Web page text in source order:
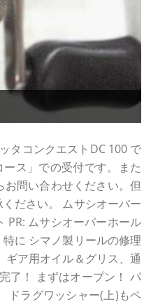
タコンクエストDC 100 で
ス」での受付です。また
問い合わせください。但
ださい。 ムサシオーバー
PR: ムサシオーバーホール
に シマノ製リールの修理
ギア用オイル＆グリス、通
了！ まずはオープン！ パ
ドラグワッシャー(上)もペ